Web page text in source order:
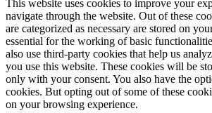
This website uses cookies to improve your
navigate through the website. Out of these
are categorized as necessary are stored on
essential for the working of basic
also use third-party cookies that help us
you use this website. These cookies will be
only with your consent. You also have the
cookies. But opting out of some of these
on your browsing experience.